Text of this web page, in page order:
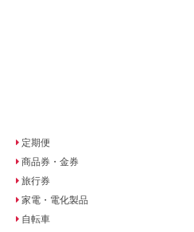
定期便
商品券・金券
旅行券
家電・電化製品
自転車